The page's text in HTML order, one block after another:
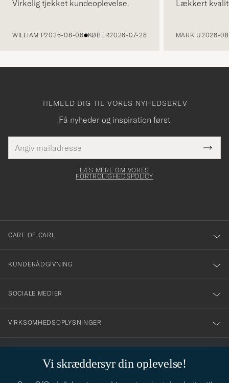
Virkelig tjekket kundeoplevelse.
WILLIAM P2026-08-06 KØBER2026-07-28
Lækkert
MARK U2026-
Vi skræddersyr din oplevelse!
TILMELD DIG TIL VORES NYHEDSBREV
Få nyheder og inspiration først
mailadresse
skal
Tack
för
dig
till
vårt
nyhetsbrev!
LÆS MERE OM VORES
FORTROLIGHEDSPOLICY
CARE OF CARL
KUNDERÅDGIVNING
SOCIALE MEDIER
VIRKSOMHEDSOPLYSNINGER